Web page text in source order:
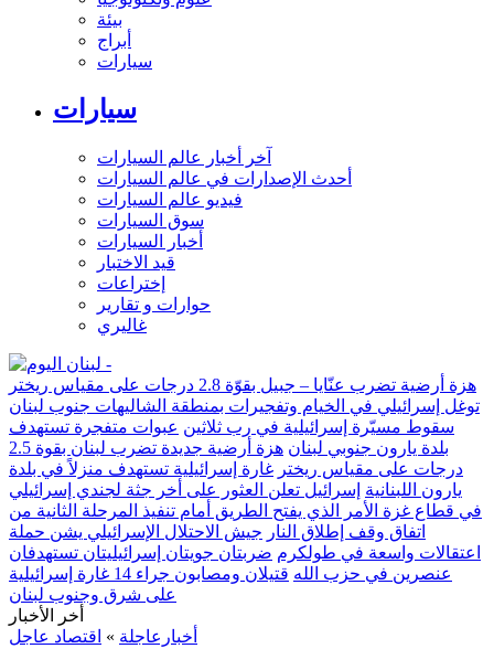
بيئة
أبراج
سيارات
سيارات
آخر أخبار عالم السيارات
أحدث الإصدارات في عالم السيارات
فيديو عالم السيارات
سوق السيارات
أخبار السيارات
قيد الاختبار
إختراعات
حوارات و تقارير
غاليري
هزة أرضية تضرب عنّايا – جبيل بقوّة 2.8 درجات على مقياس ريختر
توغل إسرائيلي في الخيام وتفجيرات بمنطقة الشاليهات جنوب لبنان
سقوط مسيّرة إسرائيلية في رب ثلاثين عبوات متفجرة تستهدف
بلدة يارون جنوبي لبنان
هزة أرضية جديدة تضرب لبنان بقوة 2.5
درجات على مقياس ريختر غارة إسرائيلية تستهدف منزلاً في بلدة
يارون اللبنانية إسرائيل تعلن العثور على أخر جثة لجندي إسرائيلي
في قطاع غزة الأمر الذي يفتح الطريق أمام تنفيذ المرحلة الثانية من
اتفاق وقف إطلاق النار جيش الاحتلال الإسرائيلي يشن حملة
اعتقالات واسعة في طولكرم ضربتان جويتان إسرائيليتان تستهدفان
عنصرين في حزب الله
قتيلان ومصابون جراء 14 غارة إسرائيلية
على شرق وجنوب لبنان
أخر الأخبار
أخبارعاجلة » اقتصاد عاجل